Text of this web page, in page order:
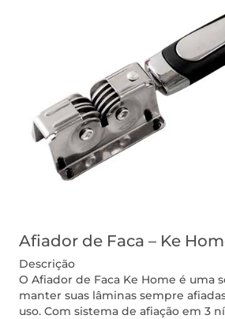
Afiador de Faca – Ke
Descrição
O Afiador de Faca Ke Home é uma
manter suas lâminas sempre
uso. Com sistema de afiação em 3